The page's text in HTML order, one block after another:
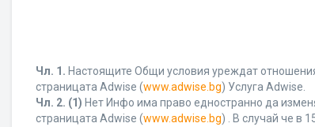
Чл. 1. Настоящите Общи условия уреждат
страницата Adwise (www.adwise.bg) Услуга Adwise.
Чл. 2. (1) Нет Инфо има право едностранно да
страницата Adwise (www.adwise.bg) . В случай че в